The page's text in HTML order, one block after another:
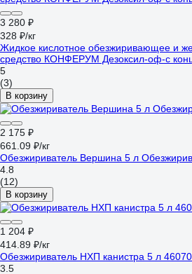
3 280 ₽
328 ₽/кг
Жидкое кислотное обезжиривающее и
средство КОНФЕРУМ Дезоксил-оф-с
5
(3)
В корзину
2 175 ₽
661.09 ₽/кг
Обезжириватель Вершина 5 л
4.8
(12)
В корзину
1 204 ₽
414.89 ₽/кг
Обезжириватель НХП канистра 5 л
3.5